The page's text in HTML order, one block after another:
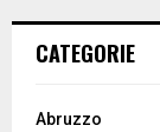
CATEGORIE
Abruzzo